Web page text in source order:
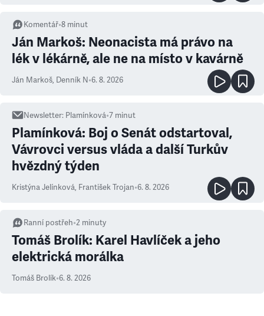
Komentář•8 minut
Ján Markoš: Neonacista má právo na
lék v lékárně, ale ne na místo v kavárně
Ján Markoš, Denník N•6. 8. 2026
Newsletter: Plamínková•7 minut
Plamínková: Boj o Senát odstartoval,
Vávrovci versus vláda a další Turkův
hvězdný týden
Kristýna Jelínková, František Trojan•6. 8. 2026
Ranní postřeh•2 minuty
Tomáš Brolík: Karel Havlíček a jeho
elektrická morálka
Tomáš Brolík•6. 8. 2026